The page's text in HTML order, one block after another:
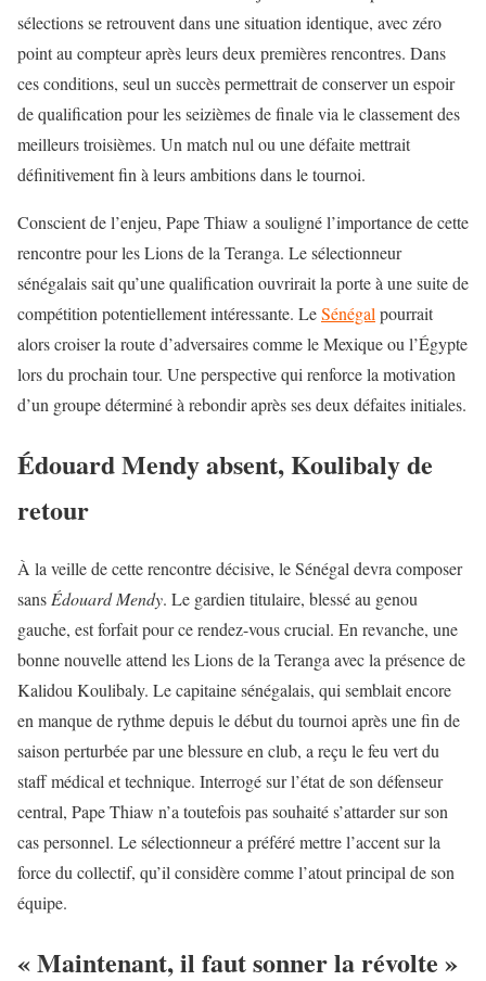
sélections se retrouvent dans une situation identique, avec zéro
point au compteur après leurs deux premières rencontres. Dans
ces conditions, seul un succès permettrait de conserver un espoir
de qualification pour les seizièmes de finale via le classement des
meilleurs troisièmes. Un match nul ou une défaite mettrait
définitivement fin à leurs ambitions dans le tournoi.
Conscient de l’enjeu, Pape Thiaw a souligné l’importance de cette
rencontre pour les Lions de la Teranga. Le sélectionneur
sénégalais sait qu’une qualification ouvrirait la porte à une suite de
compétition potentiellement intéressante. LeSénégal pourrait
alors croiser la route d’adversaires comme le Mexique ou l’Égypte
lors du prochain tour. Une perspective qui renforce la motivation
d’un groupe déterminé à rebondir après ses deux défaites initiales.
Édouard Mendy absent, Koulibaly de
retour
À la veille de cette rencontre décisive, le Sénégal devra composer
sansÉdouard Mendy. Le gardien titulaire, blessé au genou
gauche, est forfait pour ce rendez-vous crucial. En revanche, une
bonne nouvelle attend les Lions de la Teranga avec la présence de
Kalidou Koulibaly. Le capitaine sénégalais, qui semblait encore
en manque de rythme depuis le début du tournoi après une fin de
saison perturbée par une blessure en club, a reçu le feu vert du
staff médical et technique. Interrogé sur l’état de son défenseur
central, Pape Thiaw n’a toutefois pas souhaité s’attarder sur son
cas personnel. Le sélectionneur a préféré mettre l’accent sur la
force du collectif, qu’il considère comme l’atout principal de son
équipe.
« Maintenant, il faut sonner la révolte »